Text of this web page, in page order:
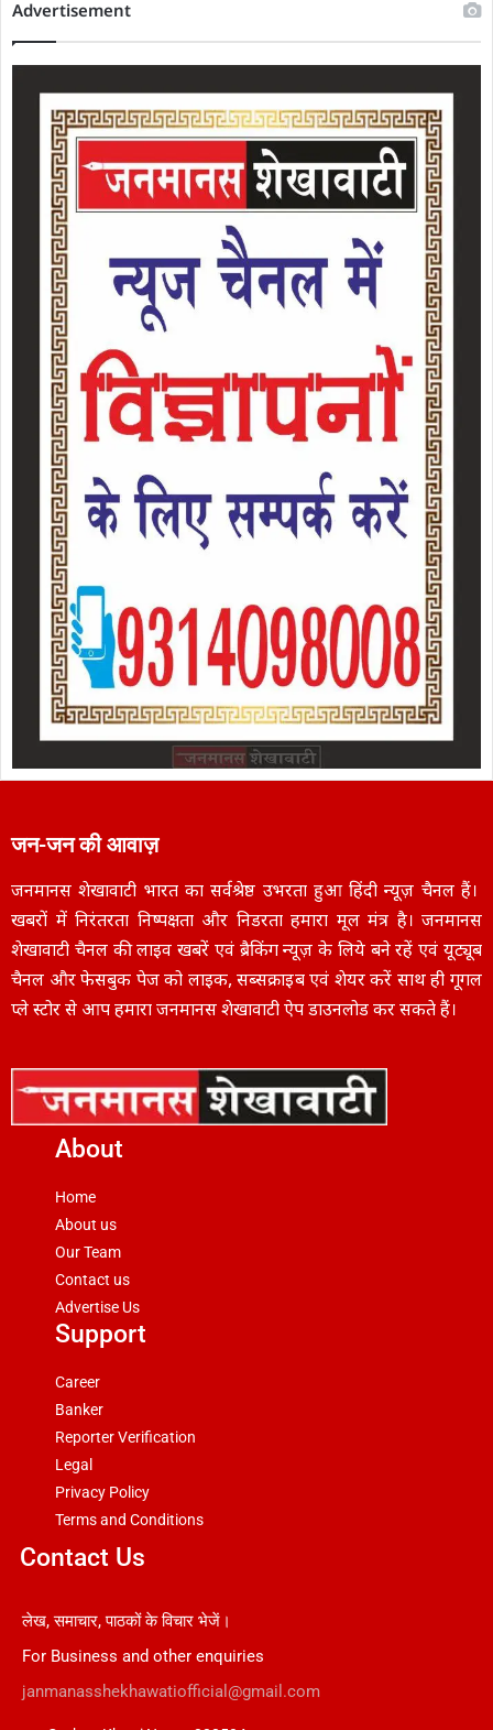
Advertisement
जन-जन की आवाज़
जनमानस शेखावाटी भारत का सर्वश्रेष्ठ उभरता हुआ हिंदी न्यूज़ चैनल हैं।
खबरों में निरंतरता निष्पक्षता और निडरता हमारा मूल मंत्र है। जनमानस
शेखावाटी चैनल की लाइव खबरें एवं ब्रैकिंग न्यूज़ के लिये बने रहें एवं यूट्यूब
चैनल और फेसबुक पेज को लाइक, सब्सक्राइब एवं शेयर करें साथ ही गूगल
प्ले स्टोर से आप हमारा जनमानस शेखावाटी ऐप डाउनलोड कर सकते हैं।
About
Home
About us
Our Team
Contact us
Advertise Us
Support
Career
Banker
Reporter Verification
Legal
Privacy Policy
Terms and Conditions
Contact Us
लेख, समाचार, पाठकों के विचार भेजें।
For Business and other enquiries
janmanasshekhawatiofficial@gmail.com